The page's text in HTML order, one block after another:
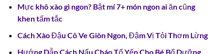
Mực khô xào gì ngon? Bật mí 7+ món ngon ai ăn cũng
khen tấm tắc
Cách Xào Đậu Cô Ve Giòn Ngon, Đậm Vị Tỏi Thơm Lừng
Hướng Dẫn Cách Nấu Cháo Tổ Yến Cho Bé Bổ Dưỡng